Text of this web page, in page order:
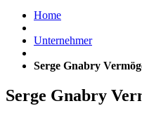
Home
Unternehmer
Serge Gnabry
Serge Gnabry